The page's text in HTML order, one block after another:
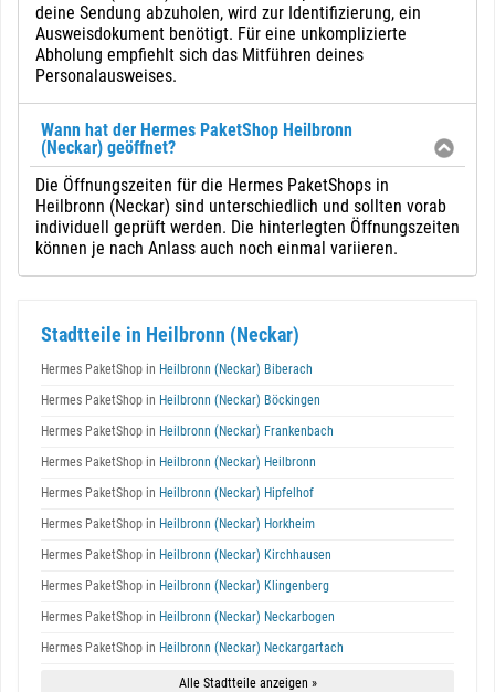
deine Sendung abzuholen, wird zur Identifizierung, ein
Ausweisdokument benötigt. Für eine unkomplizierte
Abholung empfiehlt sich das Mitführen deines
Personalausweises.
Wann hat der Hermes PaketShop Heilbronn
(Neckar) geöffnet?
Die Öffnungszeiten für die Hermes PaketShops in
Heilbronn (Neckar) sind unterschiedlich und sollten vorab
individuell geprüft werden. Die hinterlegten Öffnungszeiten
können je nach Anlass auch noch einmal variieren.
Stadtteile in Heilbronn (Neckar)
Hermes PaketShop in Heilbronn (Neckar) Biberach
Hermes PaketShop in Heilbronn (Neckar) Böckingen
Hermes PaketShop in Heilbronn (Neckar) Frankenbach
Hermes PaketShop in Heilbronn (Neckar) Heilbronn
Hermes PaketShop in Heilbronn (Neckar) Hipfelhof
Hermes PaketShop in Heilbronn (Neckar) Horkheim
Hermes PaketShop in Heilbronn (Neckar) Kirchhausen
Hermes PaketShop in Heilbronn (Neckar) Klingenberg
Hermes PaketShop in Heilbronn (Neckar) Neckarbogen
Hermes PaketShop in Heilbronn (Neckar) Neckargartach
Alle Stadtteile anzeigen »